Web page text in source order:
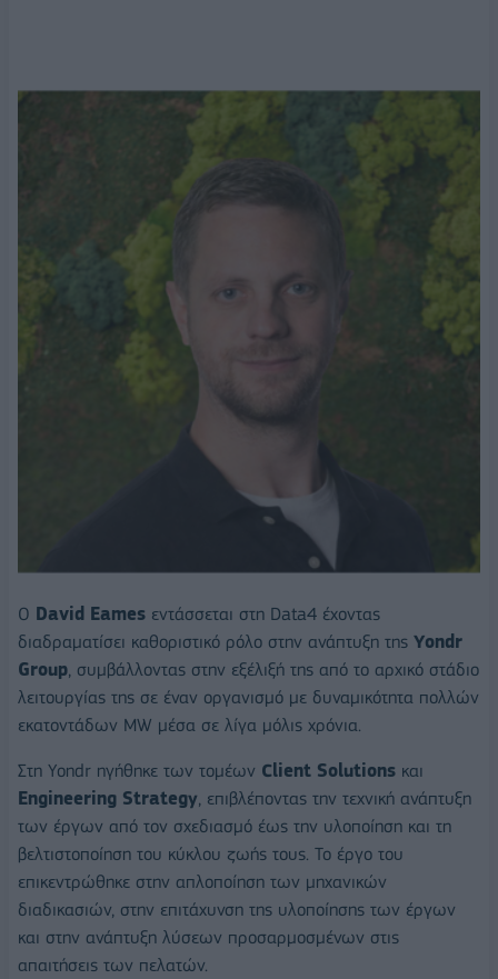
Ο David Eames εντάσσεται στη Data4 έχοντας
διαδραματίσει καθοριστικό ρόλο στην ανάπτυξη της Yondr
Group , συμβάλλοντας στην εξέλιξή της από το αρχικό στάδιο
λειτουργίας της σε έναν οργανισμό με δυναμικότητα πολλών
εκατοντάδων MW μέσα σε λίγα μόλις χρόνια.
Στη Yondr ηγήθηκε των τομέων Client Solutions και
Engineering Strategy, επιβλέποντας την τεχνική ανάπτυξη
των έργων από τον σχεδιασμό έως την υλοποίηση και τη
βελτιστοποίηση του κύκλου ζωής τους. Το έργο του
επικεντρώθηκε στην απλοποίηση των μηχανικών
διαδικασιών, στην επιτάχυνση της υλοποίησης των έργων
και στην ανάπτυξη λύσεων προσαρμοσμένων στις
απαιτήσεις των πελατών.